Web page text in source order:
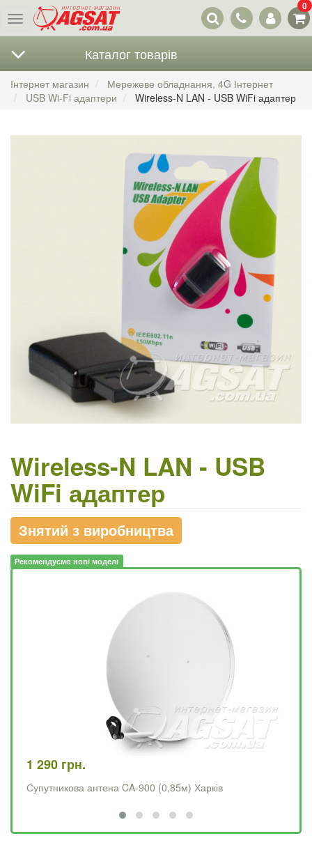
Меню
Наші
контакти
0
Каталог товарів
Інтернет магазин
Мережеве обладнання, 4G Інтернет
USB Wi-Fi адаптери
Wireless-N LAN - USB WiFi адаптер
Wireless-N LAN - USB
WiFi адаптер
Знятий з виробництва
Рекомендуємо нові моделі
1 290 грн.
Супутникова антена CA-900 (0,85м) Харків